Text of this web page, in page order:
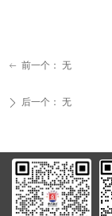
ꂃ 前一个： 无
ꄲ 后一个： 无